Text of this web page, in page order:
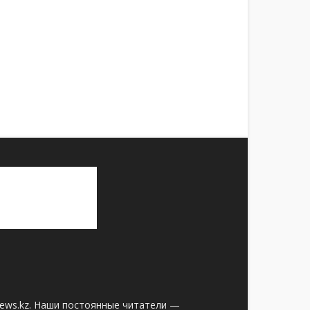
Наши постоянные читатели —